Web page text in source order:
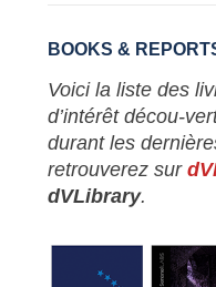
BOOKS &
Voici la liste des
d’intérêt décou-
durant les
retrouverez sur
dVLibrary.